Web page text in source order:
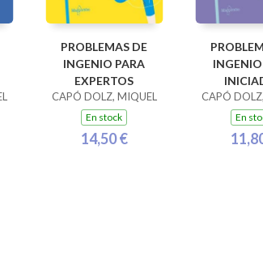
PROBLEMAS DE
INGENIO PARA
EXPERTOS
CAPÓ DOLZ, MIQUEL
En stock
14,50 €
CAPÓ
En